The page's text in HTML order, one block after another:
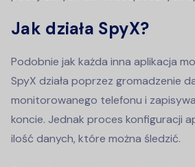
Jak działa SpyX?
Podobnie jak każda inna aplikacja
SpyX działa poprzez gromadzenie
monitorowanego telefonu i
koncie. Jednak proces konfiguracji
ilość danych, które można śledzić.